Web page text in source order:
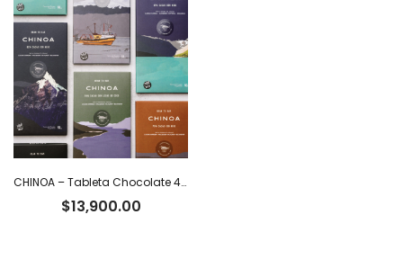
CHINOA – Tableta Chocolate 40% con leche y café x 50 g
$13,900.00